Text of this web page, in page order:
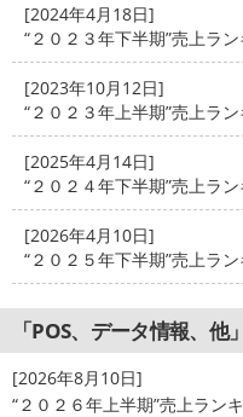
[2024年4月18日]
“２０２３年下半期”売上ラ
[2023年10月12日]
“２０２３年上半期”売上ラ
[2025年4月14日]
“２０２４年下半期”売上ラ
[2026年4月10日]
“２０２５年下半期”売上ラ
「POS、データ情報、他
[2026年8月10日]
“２０２６年上半期”売上ラン